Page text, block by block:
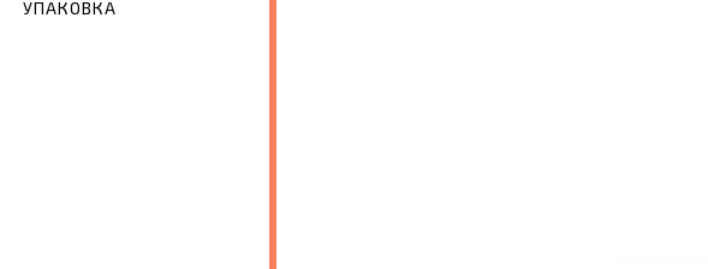
УПАКОВКА